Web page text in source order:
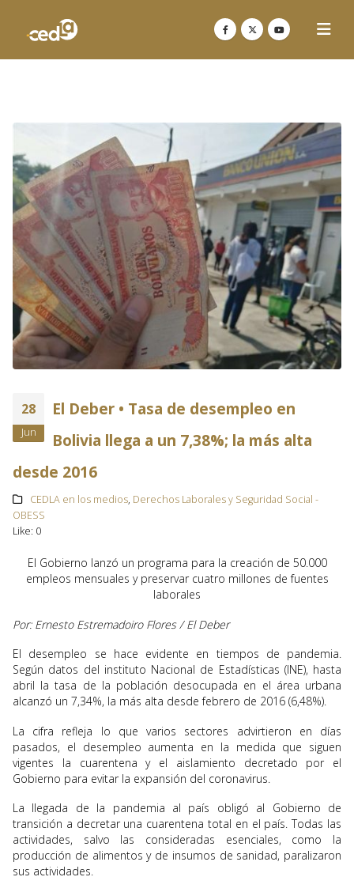
28
Jun
El Deber • Tasa de desempleo en
Bolivia llega a un 7,38%; la más alta
desde 2016
CEDLA en los medios, Derechos Laborales y Seguridad Social -
OBESS
Like: 0
El Gobierno lanzó un programa para la creación de 50.000
empleos mensuales y preservar cuatro millones de fuentes
laborales
Por: Ernesto Estremadoiro Flores / El Deber
El desempleo se hace evidente en tiempos de pandemia.
Según datos del instituto Nacional de Estadísticas (INE), hasta
abril la tasa de la población desocupada en el área urbana
alcanzó un 7,34%, la más alta desde febrero de 2016 (6,48%).
La cifra refleja lo que varios sectores advirtieron en días
pasados, el desempleo aumenta en la medida que siguen
vigentes la cuarentena y el aislamiento decretado por el
Gobierno para evitar la expansión del coronavirus.
La llegada de la pandemia al país obligó al Gobierno de
transición a decretar una cuarentena total en el país. Todas las
actividades, salvo las consideradas esenciales, como la
producción de alimentos y de insumos de sanidad, paralizaron
sus actividades.